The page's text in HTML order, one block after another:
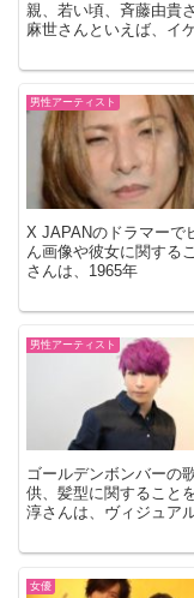
親、若い頃、斉藤由貴
麻世さんといえば、イ
男性アーティスト
X JAPANのドラマーで
ん画像や彼女に関する
さんは、1965年
男性アーティスト
ゴールデンボンバーの
供、髪型に関すること
淳さんは、ヴィジュア
女優